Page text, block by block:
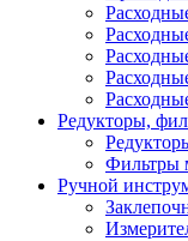
Редукторы,
Фильтры
Ручной